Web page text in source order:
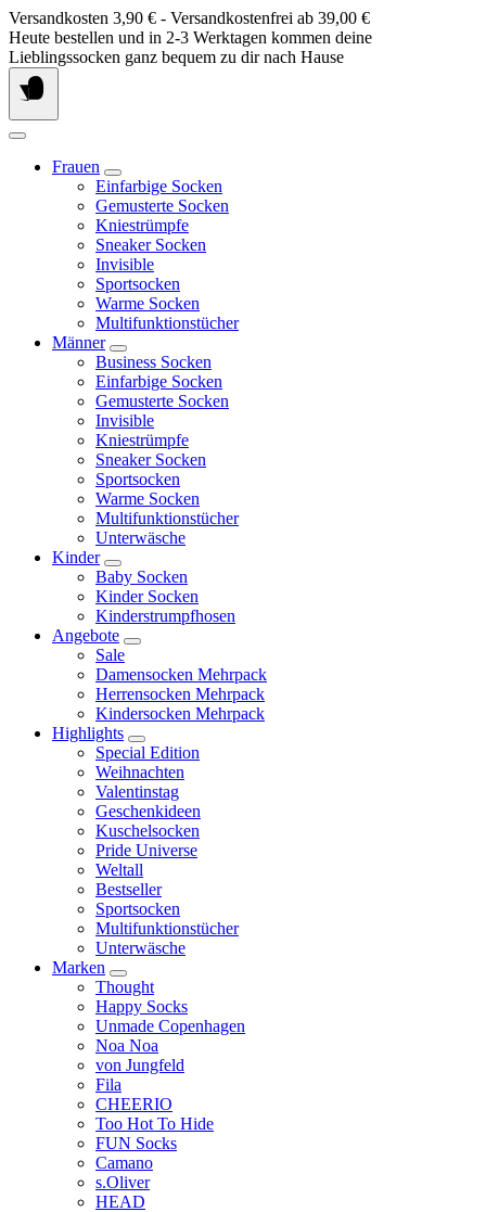
Springe
zum
Inhalt
Versandkosten 3,90 € - Versandkostenfrei ab 39,00 €
Heute bestellen und in 2-3 Werktagen kommen deine
Lieblingssocken ganz bequem zu dir nach Hause
Frauen
Einfarbige Socken
Gemusterte Socken
Kniestrümpfe
Sneaker Socken
Invisible
Sportsocken
Warme Socken
Multifunktionstücher
Männer
Business Socken
Einfarbige Socken
Gemusterte Socken
Invisible
Kniestrümpfe
Sneaker Socken
Sportsocken
Warme Socken
Multifunktionstücher
Unterwäsche
Kinder
Baby Socken
Kinder Socken
Kinderstrumpfhosen
Angebote
Sale
Damensocken Mehrpack
Herrensocken Mehrpack
Kindersocken Mehrpack
Highlights
Special Edition
Weihnachten
Valentinstag
Geschenkideen
Kuschelsocken
Pride Universe
Weltall
Bestseller
Sportsocken
Multifunktionstücher
Unterwäsche
Marken
Thought
Happy Socks
Unmade Copenhagen
Noa Noa
von Jungfeld
Fila
CHEERIO
Too Hot To Hide
FUN Socks
Camano
s.Oliver
HEAD